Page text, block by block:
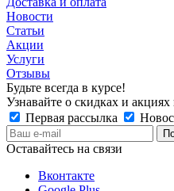
Новости
Статьи
Акции
Услуги
Отзывы
Будьте всегда в курсе!
Узнавайте о скидках и
Первая рассылка
Оставайтесь на связи
Вконтакте